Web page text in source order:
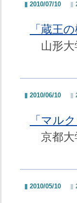
2010/07/10
「蔵王
山形大
2010/06/10
「マル
京都大
2010/05/10